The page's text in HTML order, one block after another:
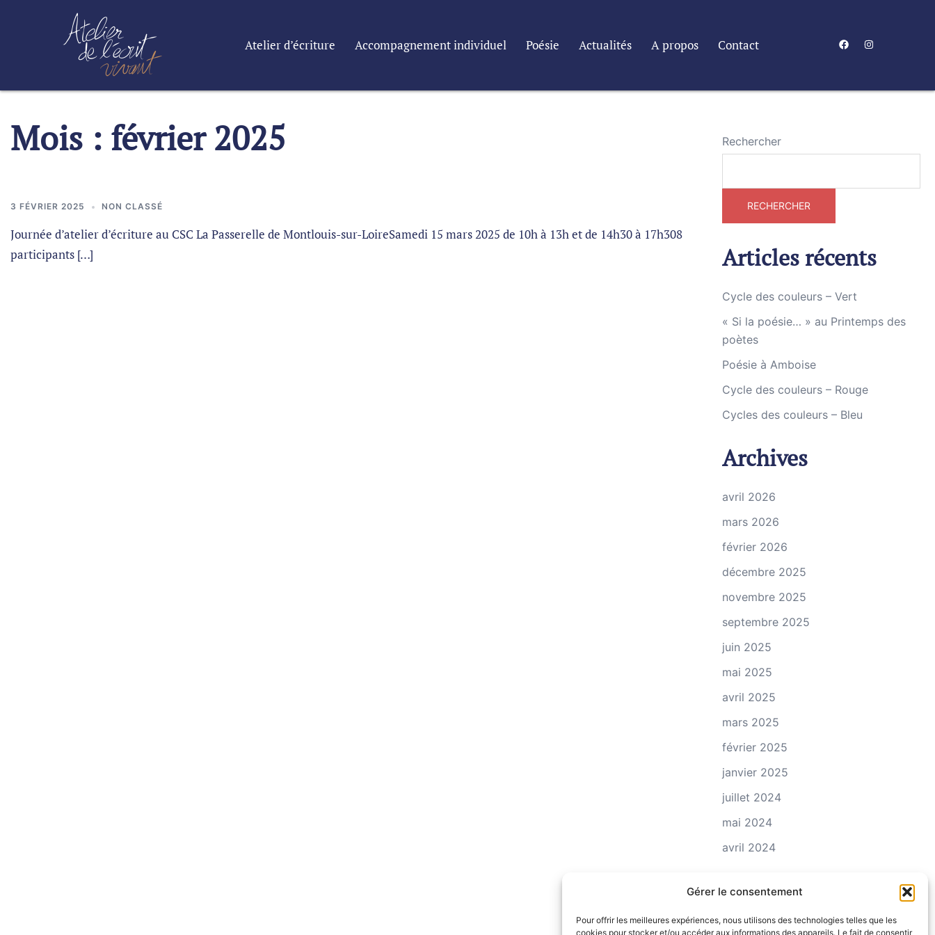
Gérer le consentement
Pour offrir les meilleures expériences, nous utilisons des technologies telles que les
cookies pour stocker et/ou accéder aux informations des appareils. Le fait de consentir
Atelier d’écriture Accompagnement individuel Poésie Actualités A propos Contact
Mois : février 2025
3 FÉVRIER 2025 NON CLASSÉ
Journée d’atelier d’écriture au CSC La Passerelle de Montlouis-sur-LoireSamedi 15 mars 2025 de 10h à 13h et de 14h30 à 17h308
participants […]
Rechercher
RECHERCHER
Articles récents
Cycle des couleurs – Vert
« Si la poésie… » au Printemps des
poètes
Poésie à Amboise
Cycle des couleurs – Rouge
Cycles des couleurs – Bleu
Archives
avril 2026
mars 2026
février 2026
décembre 2025
novembre 2025
septembre 2025
juin 2025
mai 2025
avril 2025
mars 2025
février 2025
janvier 2025
juillet 2024
mai 2024
avril 2024